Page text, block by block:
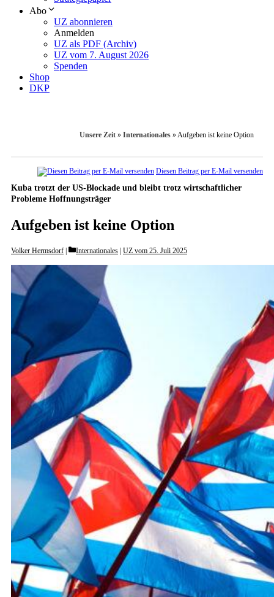
Abo
UZ abonnieren
Anmelden
UZ als PDF (Archiv)
UZ vom 7. August 2026
Spenden
Shop
DKP
Unsere Zeit » Internationales »Aufgeben ist keine Option
Diesen Beitrag per E-Mail versenden
Kuba trotzt der US-Blockade und bleibt trotz wirtschaftlicher
Probleme Hoffnungsträger
Aufgeben ist keine Option
Volker Hermsdorf Categories
Internationales UZ vom 25. Juli 2025